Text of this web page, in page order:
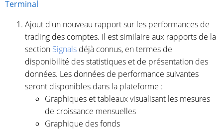
Terminal
Ajout d'un nouveau rapport sur les performances de
trading des comptes. Il est similaire aux rapports de la
section Signals déjà connus, en termes de
disponibilité des statistiques et de présentation des
données. Les données de performance suivantes
seront disponibles dans la plateforme :
Graphiques et tableaux visualisant les mesures
de croissance mensuelles
Graphique des fonds